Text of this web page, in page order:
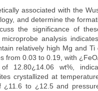
associated with the
and determine the
the significance of
analysis
relatively high Mg and Ti
from 0.03 to 0.19, with
12.80¿14.06 wt%,
crystallized at
¿11.6 to ¿12.5 and